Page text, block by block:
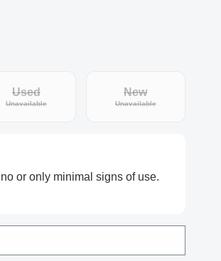
unavailable.)
Used
Unavailable(This option is currently unavailable.)
New
Unavailable(This option is
or only minimal signs of use.